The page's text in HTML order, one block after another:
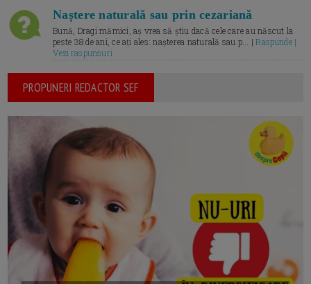
Naștere naturală sau prin cezariană
Bună, Dragi mămici, aș vrea să știu dacă cele care au născut la
peste 38 de ani, ce ați ales: nașterea naturală sau p... |Raspunde |
Vezi raspunsuri
PROPUNERI REDACTOR SEF